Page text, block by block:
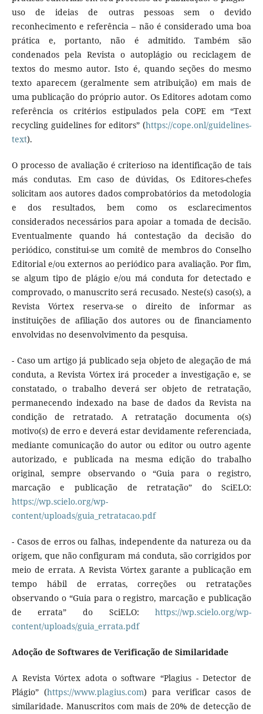
uso de ideias de outras pessoas sem o devido
reconhecimento e referência – não é considerado uma boa
prática e, portanto, não é admitido. Também são
condenados pela Revista o autoplágio ou reciclagem de
textos do mesmo autor. Isto é, quando seções do mesmo
texto aparecem (geralmente sem atribuição) em mais de
uma publicação do próprio autor. Os Editores adotam como
referência os critérios estipulados pela COPE em “Text
recycling guidelines for editors” (https://cope.onl/guidelines-
text).
O processo de avaliação é criterioso na identificação de tais
más condutas. Em caso de dúvidas, Os Editores-chefes
solicitam aos autores dados comprobatórios da metodologia
e dos resultados, bem como os esclarecimentos
considerados necessários para apoiar a tomada de decisão.
Eventualmente quando há contestação da decisão do
periódico, constitui-se um comitê de membros do Conselho
Editorial e/ou externos ao periódico para avaliação. Por fim,
se algum tipo de plágio e/ou má conduta for detectado e
comprovado, o manuscrito será recusado. Neste(s) caso(s), a
Revista Vórtex reserva-se o direito de informar as
instituições de afiliação dos autores ou de financiamento
envolvidas no desenvolvimento da pesquisa.
- Caso um artigo já publicado seja objeto de alegação de má
conduta, a Revista Vórtex irá proceder a investigação e, se
constatado, o trabalho deverá ser objeto de retratação,
permanecendo indexado na base de dados da Revista na
condição de retratado. A retratação documenta o(s)
motivo(s) de erro e deverá estar devidamente referenciada,
mediante comunicação do autor ou editor ou outro agente
autorizado, e publicada na mesma edição do trabalho
original, sempre observando o “Guia para o registro,
marcação e publicação de retratação” do SciELO:
https://wp.scielo.org/wp-
content/uploads/guia_retratacao.pdf
- Casos de erros ou falhas, independente da natureza ou da
origem, que não configuram má conduta, são corrigidos por
meio de errata. A Revista Vórtex garante a publicação em
tempo hábil de erratas, correções ou retratações
observando o “Guia para o registro, marcação e publicação
de errata” do SciELO:https://wp.scielo.org/wp-
content/uploads/guia_errata.pdf
Adoção de Softwares de Verificação de Similaridade
A Revista Vórtex adota o software “Plagius - Detector de
Plágio” (https://www.plagius.com) para verificar casos de
similaridade. Manuscritos com mais de 20% de detecção de